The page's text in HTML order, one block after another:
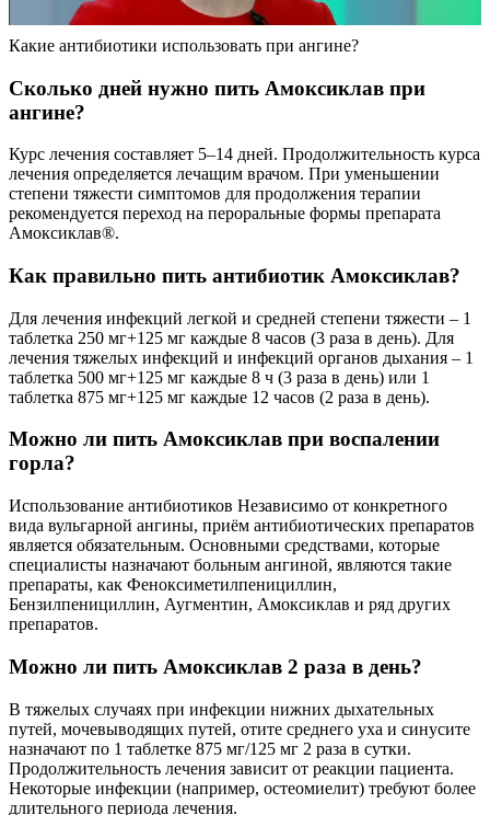
Какие антибиотики использовать при ангине?
Сколько дней нужно пить Амоксиклав при
ангине?
Курс лечения составляет 5–14 дней. Продолжительность курса
лечения определяется лечащим врачом. При уменьшении
степени тяжести симптомов для продолжения терапии
рекомендуется переход на пероральные формы препарата
Амоксиклав®.
Как правильно пить антибиотик Амоксиклав?
Для лечения инфекций легкой и средней степени тяжести – 1
таблетка 250 мг+125 мг каждые 8 часов (3 раза в день). Для
лечения тяжелых инфекций и инфекций органов дыхания – 1
таблетка 500 мг+125 мг каждые 8 ч (3 раза в день) или 1
таблетка 875 мг+125 мг каждые 12 часов (2 раза в день).
Можно ли пить Амоксиклав при воспалении
горла?
Использование антибиотиков Независимо от конкретного
вида вульгарной ангины, приём антибиотических препаратов
является обязательным. Основными средствами, которые
специалисты назначают больным ангиной, являются такие
препараты, как Феноксиметилпенициллин,
Бензилпенициллин, Аугментин, Амоксиклав и ряд других
препаратов.
Можно ли пить Амоксиклав 2 раза в день?
В тяжелых случаях при инфекции нижних дыхательных
путей, мочевыводящих путей, отите среднего уха и синусите
назначают по 1 таблетке 875 мг/125 мг 2 раза в сутки.
Продолжительность лечения зависит от реакции пациента.
Некоторые инфекции (например, остеомиелит) требуют более
длительного периода лечения.